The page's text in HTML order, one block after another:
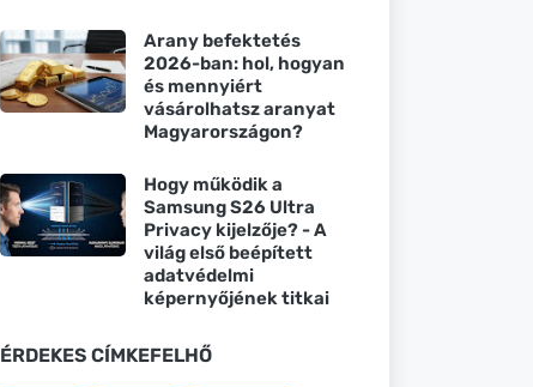
Arany befektetés
2026-ban: hol, hogyan
és mennyiért
vásárolhatsz aranyat
Magyarországon?
Hogy működik a
Samsung S26 Ultra
Privacy kijelzője? - A
világ első beépített
adatvédelmi
képernyőjének titkai
ÉRDEKES CÍMKEFELHŐ